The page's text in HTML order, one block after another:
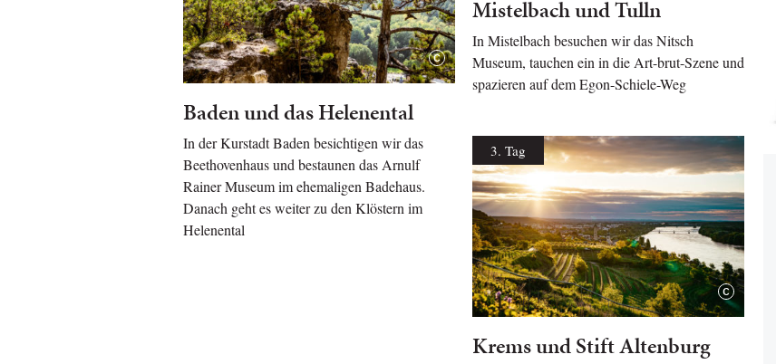
Baden und das Helenental
In der Kurstadt Baden besichtigen wir das
Beethovenhaus und bestaunen das Arnulf
Rainer Museum im ehemaligen Badehaus.
Danach geht es weiter zu den Klöstern im
Helenental
Mistelbach und Tulln
In Mistelbach besuchen wir das Nitsch
Museum, tauchen ein in die Art-brut-Szene und
spazieren auf dem Egon-Schiele-Weg
3. Tag
Krems und Stift Altenburg